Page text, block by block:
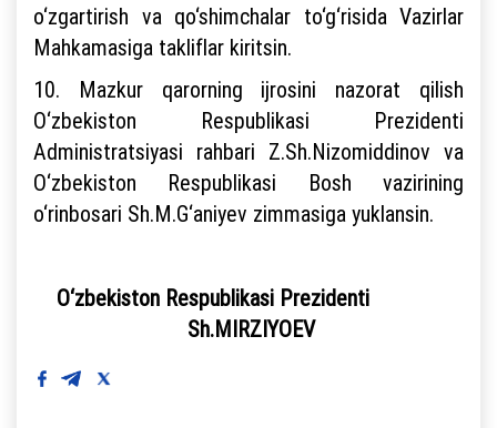
o‘zgartirish va qo‘shimchalar to‘g‘risida Vazirlar
Mahkamasiga takliflar kiritsin.
10. Mazkur qarorning ijrosini nazorat qilish
O‘zbekiston Respublikasi Prezidenti
Administratsiyasi rahbari Z.Sh.Nizomiddinov va
O‘zbekiston Respublikasi Bosh vazirining
o‘rinbosari Sh.M.G‘aniyev zimmasiga yuklansin.
O‘zbekiston Respublikasi Prezidenti
Sh.MIRZIYOEV